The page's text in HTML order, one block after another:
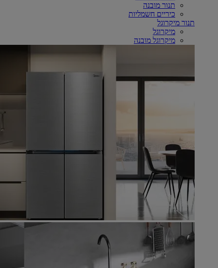
תנור מובנה
כיריים חשמליות
תנור מיקרוגל
מיקרוגל
מיקרוגל מובנה